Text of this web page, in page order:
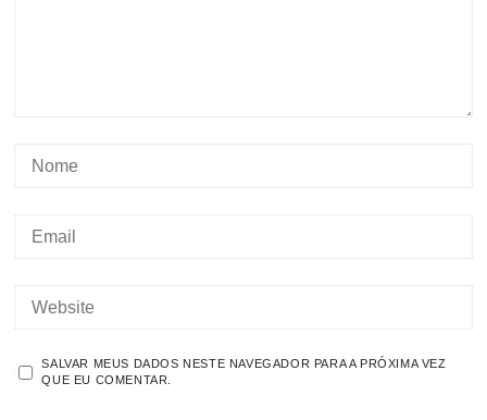
SALVAR MEUS DADOS NESTE NAVEGADOR PARA A PRÓXIMA VEZ
QUE EU COMENTAR.